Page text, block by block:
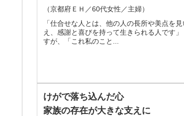
（京都府ＥＨ／60代女性／主婦）
「仕合せな人とは、他の人の長所や美点を
え、感謝と喜びを持って生きられる人です
すが、「これ私のこと...
けがで落ち込んだ心
家族の存在が大きな支えに